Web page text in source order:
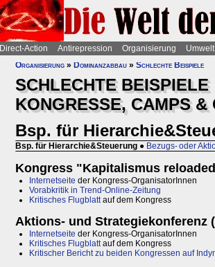
Direct-Action Antirepression Organisierung Umwelt
Organisierung » Dominanzabbau » Schlechte Beispiele
SCHLECHTE BEISPIELE
KONGRESSE, CAMPS &
Bsp. für
Bsp. für Hierarchie&Steuerung ● Bezugs- oder
Kongress "Kapitalismus
Internetseite der Kongress-OrganisatorInnen
Vorabkritik in Trend-Online-Zeitung
Kritisches Flugblattauf dem Kongress
Aktions- und Strategiekonferenz
Internetseite der Kongress-OrganisatorInnen
Kritisches Flugblattauf dem Kongress
Kritischer Bericht zu beiden Kongressen auf